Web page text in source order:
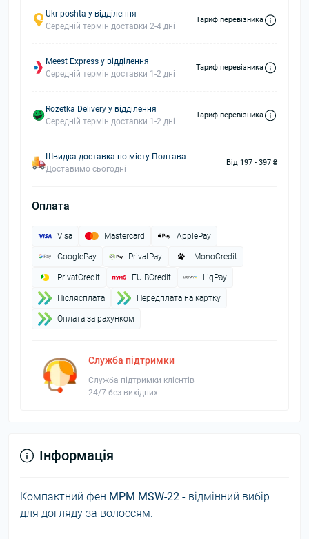
Ukr poshta у відділення
Середній термін доставки 2-4 дні
Тариф перевізника
Meest Express у відділення
Середній термін доставки 1-2 дні
Тариф перевізника
Rozetka Delivery у відділення
Середній термін доставки 1-2 дні
Тариф перевізника
Швидка доставка по місту Полтава
Доставимо сьогодні
Від 197 - 397 ₴
Оплата
Visa Mastercard ApplePay
GooglePay PrivatPay MonoCredit
PrivatCredit FUIBCredit LiqPay
Пiслясплата Передплата на картку
Оплата за рахунком
Служба підтримки
Служба підтримки клієнтів
24/7 без вихідних
Інформація
Компактний фен MPM MSW-22 - відмінний вибір
для догляду за волоссям.